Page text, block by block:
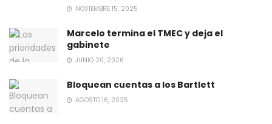
NOVIEMBRE 15, 2025
Marcelo termina el TMEC y deja el
gabinete
JUNIO 20, 2026
Bloquean cuentas a los Bartlett
AGOSTO 16, 2025